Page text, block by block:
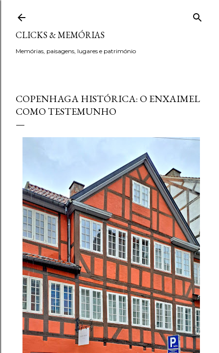
CLICKS & MEMÓRIAS
Memórias, paisagens, lugares e património
COPENHAGA HISTÓRICA: O ENXAIMEL
COMO TESTEMUNHO